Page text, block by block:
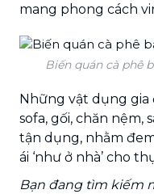
mang phong cách
Biến quán cà phê
Những vật dụng
sofa, gối, chăn nệm,
tận dụng, nhằm
ái ‘như ở nhà’ cho
Bạn đang tìm kiếm